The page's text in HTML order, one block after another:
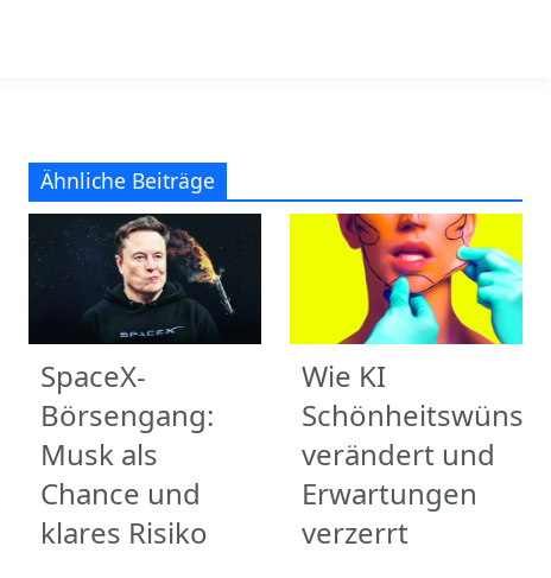
Ähnliche Beiträge
SpaceX-
Börsengang:
Musk als
Chance und
klares Risiko
Wie KI
verändert und
Erwartungen
verzerrt